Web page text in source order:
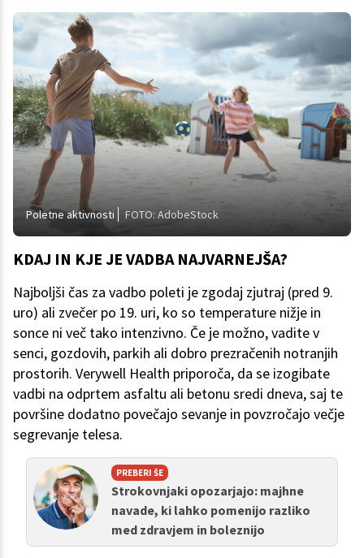
Poletne aktivnosti FOTO: AdobeStock
KDAJ IN KJE JE VADBA NAJVARNEJŠA?
Najboljši čas za vadbo poleti je zgodaj zjutraj (pred 9.
uro) ali zvečer po 19. uri, ko so temperature nižje in
sonce ni več tako intenzivno. Če je možno, vadite v
senci, gozdovih, parkih ali dobro prezračenih notranjih
prostorih. Verywell Health priporoča, da se izogibate
vadbi na odprtem asfaltu ali betonu sredi dneva, saj te
površine dodatno povečajo sevanje in povzročajo večje
segrevanje telesa.
PREBERI ŠE
Strokovnjaki opozarjajo: majhne
navade, ki lahko pomenijo razliko
med zdravjem in boleznijo